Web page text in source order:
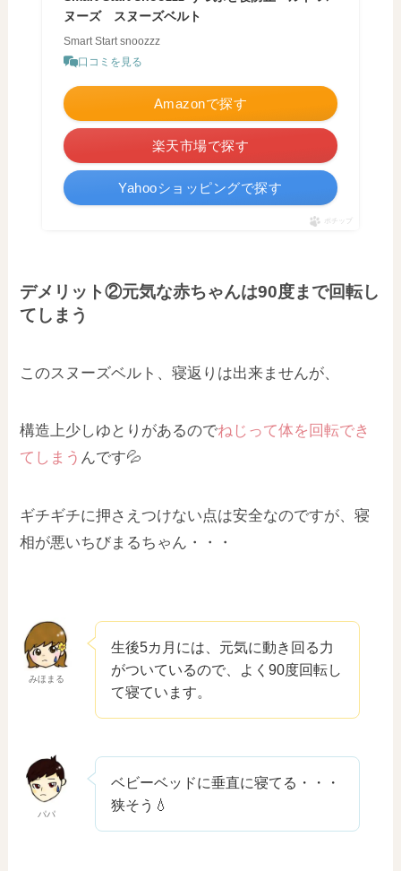
ヌーズ スヌーズベルト
Smart Start snoozzz
口コミを見る
Amazonで探す
楽天市場で探す
Yahooショッピングで探す
ポチップ
デメリット②元気な赤ちゃんは90度まで回転し
てしまう
このスヌーズベルト、寝返りは出来ませんが、
構造上少しゆとりがあるのでねじって体を回転でき
てしまう んです💦
ギチギチに押さえつけない点は安全なのですが、寝
相が悪いちびまるちゃん・・・
みほまる
生後5カ月には、元気に動き回る力
がついているので、よく90度回転し
て寝ています。
パパ
ベビーベッドに垂直に寝てる・・・
狭そう💧